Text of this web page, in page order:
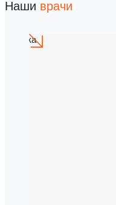
Наши врачи